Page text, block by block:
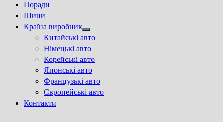
Поради
Шини
Країна виробник
Show
sub
menu
Китайські авто
Німецькі авто
Корейські авто
Японські авто
Французькі авто
Європейські авто
Контакти